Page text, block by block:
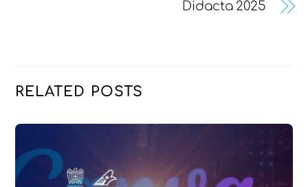
Didacta 2025
RELATED POSTS